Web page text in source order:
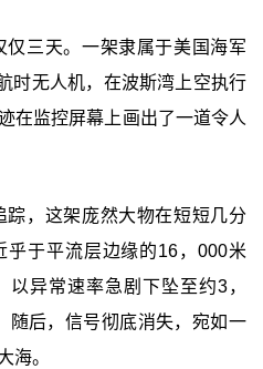
仅三天。一架隶属于美国海军
时无人机，在波斯湾上空执行
在监控屏幕上画出了一道令人
踪，这架庞然大物在短短几分
于平流层边缘的16，000米
以异常速率急剧下坠至约3，
随后，信号彻底消失，宛如一
海。